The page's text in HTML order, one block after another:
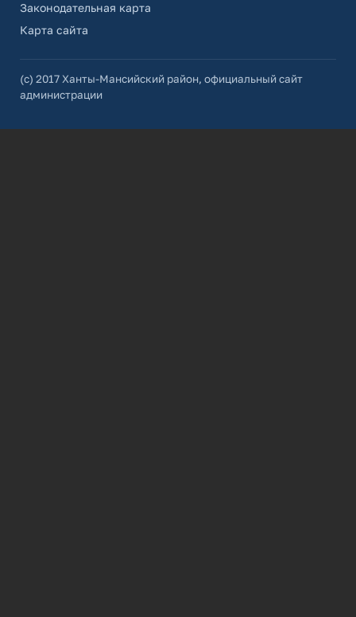
Законодательная карта
Карта сайта
(с) 2017 Ханты-Мансийский район, официальный сайт
администрации